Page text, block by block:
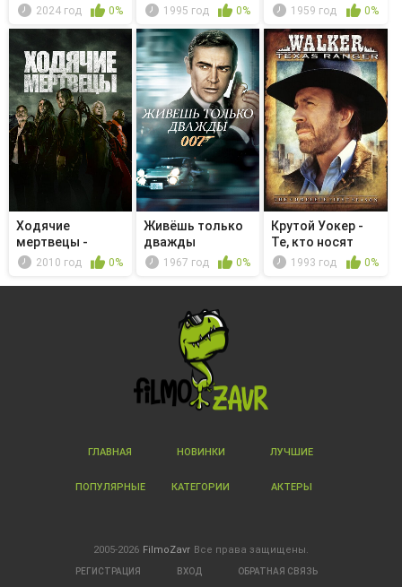
2024 год 0% 1995 год 0% 1959 год 0%
Ходячие
мертвецы -
Берегись!
2010 год 0%
Живёшь только
дважды
1967 год 0%
Крутой Уокер -
Те, кто носят
значок
1993 год 0%
ГЛАВНАЯ НОВИНКИ ЛУЧШИЕ
ПОПУЛЯРНЫЕ КАТЕГОРИИ АКТЕРЫ
2005-2026 FilmoZavr Все права защищены.
РЕГИСТРАЦИЯ ВХОД ОБРАТНАЯ СВЯЗЬ